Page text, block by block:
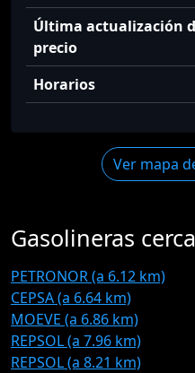
Última actualización
precio
Horarios
Ver mapa
Gasolineras
PETRONOR (a 6.12 km)
CEPSA (a 6.64 km)
MOEVE (a 6.86 km)
REPSOL (a 7.96 km)
REPSOL (a 8.21 km)